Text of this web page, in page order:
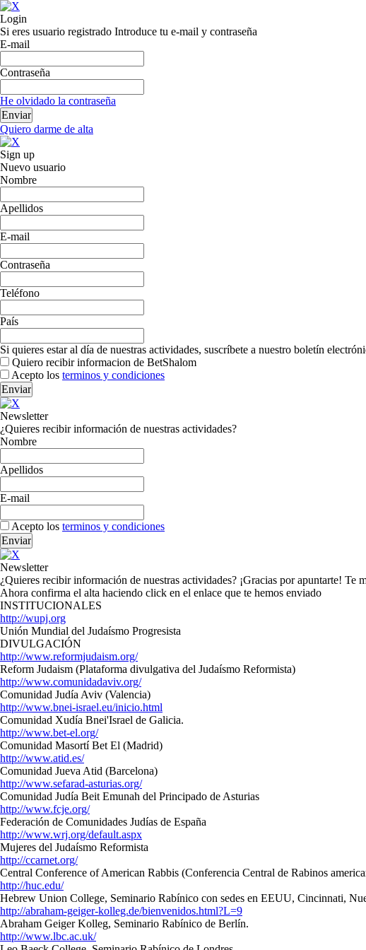
Login
Si eres usuario registrado Introduce tu e-mail y contraseña
E-mail
Contraseña
He olvidado la contraseña
Quiero darme de alta
Sign up
Nuevo usuario
Nombre
Apellidos
E-mail
Contraseña
Teléfono
País
Si quieres estar al día de nuestras actividades, suscríbete a nuestro boletín
Quiero recibir informacion de BetShalom
Acepto los terminos y condiciones
Newsletter
¿Quieres recibir información de nuestras actividades?
Nombre
Apellidos
E-mail
Acepto los terminos y condiciones
Newsletter
¿Quieres recibir información de nuestras actividades? ¡Gracias por apuntarte! Te
Ahora confirma el alta haciendo click en el enlace que te hemos enviado
INSTITUCIONALES
http://wupj.org
Unión Mundial del Judaísmo Progresista
DIVULGACIÓN
http://www.reformjudaism.org/
Reform Judaism (Plataforma divulgativa del Judaísmo Reformista)
http://www.comunidadaviv.org/
Comunidad Judía Aviv (Valencia)
http://www.bnei-israel.eu/inicio.html
Comunidad Xudía Bnei'Israel de Galicia.
http://www.bet-el.org/
Comunidad Masortí Bet El (Madrid)
http://www.atid.es/
Comunidad Jueva Atid (Barcelona)
http://www.sefarad-asturias.org/
Comunidad Judía Beit Emunah del Principado de Asturias
http://www.fcje.org/
Federación de Comunidades Judías de España
http://www.wrj.org/default.aspx
Mujeres del Judaísmo Reformista
http://ccarnet.org/
Central Conference of American Rabbis (Conferencia Central de Rabinos
http://huc.edu/
Hebrew Union College, Seminario Rabínico con sedes en EEUU, Cincinnati,
http://abraham-geiger-kolleg.de/bienvenidos.html?L=9
Abraham Geiger Kolleg, Seminario Rabínico de Berlín.
http://www.lbc.ac.uk/